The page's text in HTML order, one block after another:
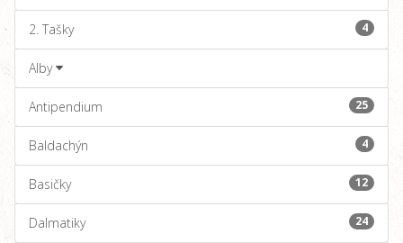
2. Tašky 4
Alby
Antipendium 25
Baldachýn 4
Basičky 12
Dalmatiky 24